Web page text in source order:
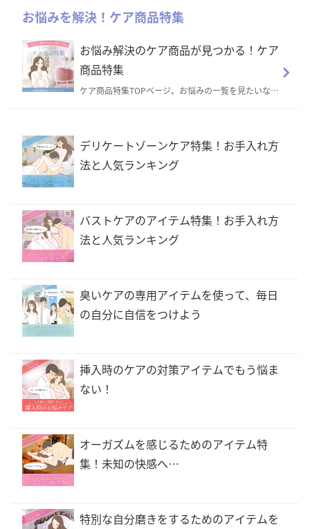
お悩みを解決！ケア商品特集
お悩み解決のケア商品が見つかる！ケア
商品特集
ケア商品特集TOPページ。お悩みの一覧を見たいなら
デリケートゾーンケア特集！お手入れ方
法と人気ランキング
バストケアのアイテム特集！お手入れ方
法と人気ランキング
臭いケアの専用アイテムを使って、毎日
の自分に自信をつけよう
挿入時のケアの対策アイテムでもう悩ま
ない！
オーガズムを感じるためのアイテム特
集！未知の快感へ…
特別な自分磨きをするためのアイテムを